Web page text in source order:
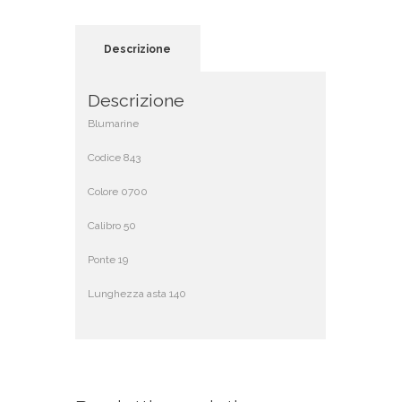
Descrizione
Descrizione
Blumarine
Codice 843
Colore 0700
Calibro 50
Ponte 19
Lunghezza asta 140